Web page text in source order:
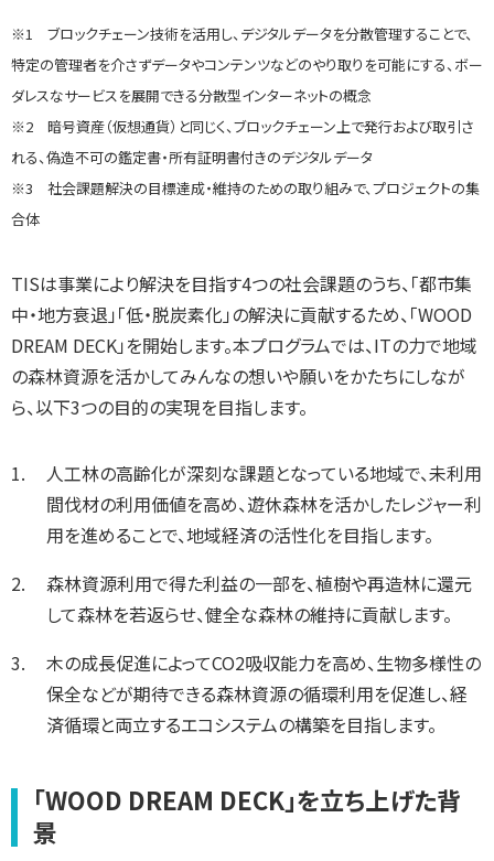
※1 ブロックチェーン技術を活用し、デジタルデータを分散管理することで、
特定の管理者を介さずデータやコンテンツなどのやり取りを可能にする、ボー
ダレスなサービスを展開できる分散型インターネットの概念
※2 暗号資産（仮想通貨）と同じく、ブロックチェーン上で発行および取引さ
れる、偽造不可の鑑定書・所有証明書付きのデジタルデータ
※3 社会課題解決の目標達成・維持のための取り組みで、プロジェクトの集
合体
TISは事業により解決を目指す4つの社会課題のうち、「都市集
中・地方衰退」「低・脱炭素化」の解決に貢献するため、「WOOD
DREAM DECK」を開始します。本プログラムでは、ITの力で地域
の森林資源を活かしてみんなの想いや願いをかたちにしなが
ら、以下3つの目的の実現を目指します。
人工林の高齢化が深刻な課題となっている地域で、未利用
間伐材の利用価値を高め、遊休森林を活かしたレジャー利
用を進めることで、地域経済の活性化を目指します。
森林資源利用で得た利益の一部を、植樹や再造林に還元
して森林を若返らせ、健全な森林の維持に貢献します。
木の成長促進によってCO2吸収能力を高め、生物多様性の
保全などが期待できる森林資源の循環利用を促進し、経
済循環と両立するエコシステムの構築を目指します。
「WOOD DREAM DECK」を立ち上げた背
景